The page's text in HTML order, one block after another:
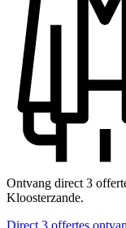
Ontvang direct 3
Kloosterzande.